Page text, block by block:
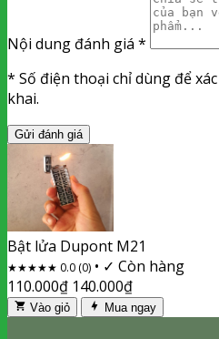
Nội dung đánh giá *
* Số điện thoại chỉ dùng để
khai.
Gửi đánh giá
Bật lửa Dupont M21
★★★★★ 0.0 (0) • ✓ Còn hàng
110.000₫ 140.000₫
Vào giỏ Mua ngay